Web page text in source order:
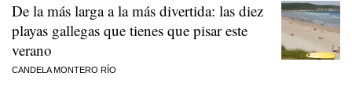
De la más larga a la más divertida: las diez
playas gallegas que tienes que pisar este
verano
CANDELA MONTERO RÍO